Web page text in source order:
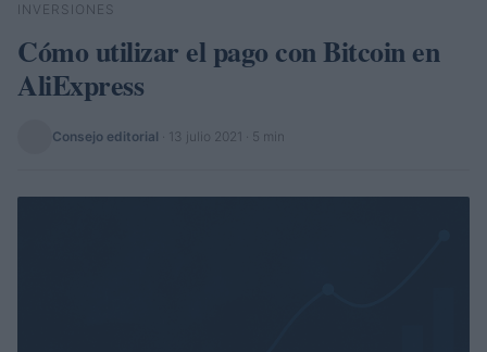
Buscar
INVERSIONES
Cómo utilizar el pago con Bitcoin en
AliExpress
Consejo editorial 13 julio 2021 · 5 min